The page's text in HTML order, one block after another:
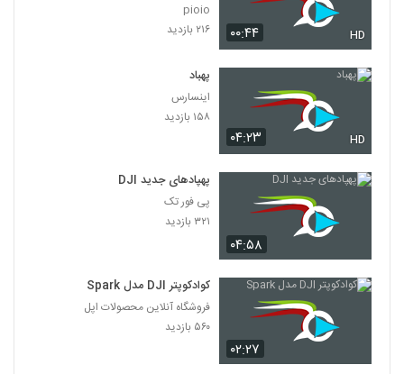
۰۰:۴۴ HD
pioio
۲۱۶ بازدید
۰۴:۲۳ HD
پهباد
اینسارس
۱۵۸ بازدید
۰۴:۵۸
پهپادهای جدید DJI
پی فور تک
۳۲۱ بازدید
۰۲:۲۷
کوادکوپتر DJI مدل Spark
فروشگاه آنلاین محصولات اپل
۵۶۰ بازدید